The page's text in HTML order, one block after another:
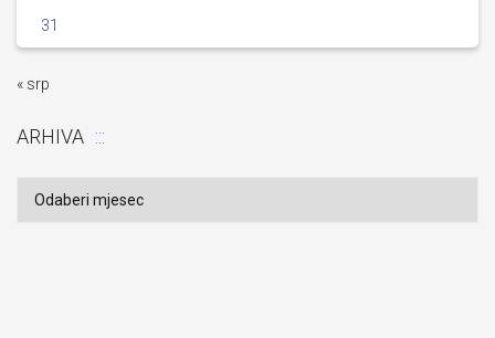
31
« srp
ARHIVA
Arhiva